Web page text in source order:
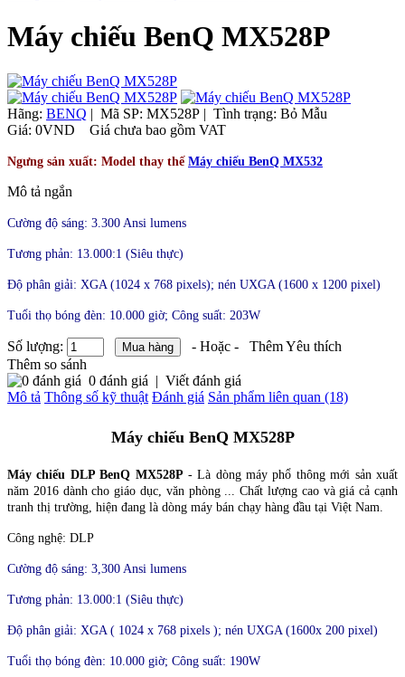
Máy chiếu BenQ MX528P
Hãng: BENQ | Mã SP: MX528P | Tình trạng: Bỏ Mẫu
Giá: 0VND Giá chưa bao gồm VAT
Ngưng sản xuất: Model thay thế Máy chiếu BenQ MX532
Mô tả ngắn
Cường độ sáng: 3.300 Ansi lumens
Tương phản: 13.000:1 (Siêu thực)
Độ phân giải: XGA (1024 x 768 pixels); nén UXGA (1600 x 1200 pixel)
Tuổi thọ bóng đèn: 10.000 giờ; Công suất: 203W
Số lượng: - Hoặc -
Thêm Yêu thích
Thêm so sánh
0 đánh giá | Viết đánh giá
Mô tả Thông số kỹ thuật Đánh giá Sản phẩm liên quan (18)
Máy chiếu BenQ MX528P
Máy chiếu DLP BenQ MX528P - Là dòng máy phổ thông mới sản xuất
năm 2016 dành cho giáo dục, văn phòng ... Chất lượng cao và giá cả cạnh
tranh thị trường, hiện đang là dòng máy bán chạy hàng đầu tại Việt Nam.
Công nghệ: DLP
Cường độ sáng: 3,300 Ansi lumens
Tương phản: 13.000:1 (Siêu thực)
Độ phân giải: XGA ( 1024 x 768 pixels ); nén UXGA (1600x 200 pixel)
Tuổi thọ bóng đèn: 10.000 giờ; Công suất: 190W